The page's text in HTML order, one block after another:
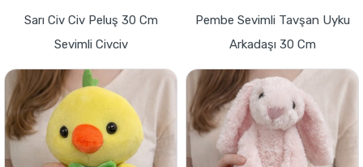
Sarı Civ Civ Peluş 30 Cm
Sevimli Civciv
Pembe Sevimli Tavşan Uyku
Arkadaşı 30 Cm